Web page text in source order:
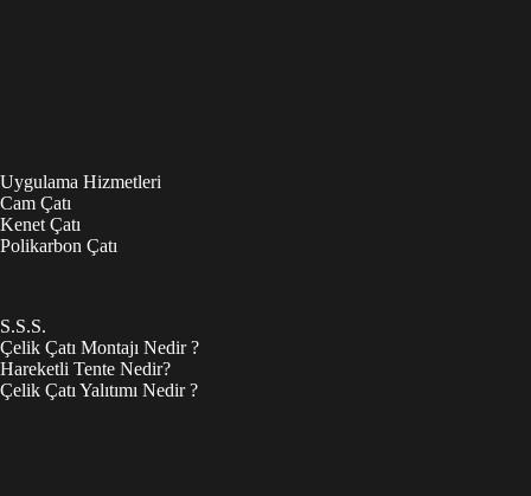
Uygulama Hizmetleri
Cam Çatı
Kenet Çatı
Polikarbon Çatı
S.S.S.
Çelik Çatı Montajı Nedir ?
Hareketli Tente Nedir?
Çelik Çatı Yalıtımı Nedir ?